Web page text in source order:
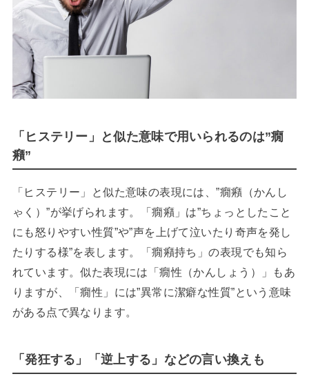
「ヒステリー」と似た意味で用いられるのは”癇
癪”
「ヒステリー」と似た意味の表現には、”癇癪（かんし
ゃく）”が挙げられます。「癇癪」は”ちょっとしたこと
にも怒りやすい性質”や”声を上げて泣いたり奇声を発し
たりする様”を表します。「癇癪持ち」の表現でも知ら
れています。似た表現には「癇性（かんしょう）」もあ
りますが、「癇性」には”異常に潔癖な性質”という意味
がある点で異なります。
「発狂する」「逆上する」などの言い換えも